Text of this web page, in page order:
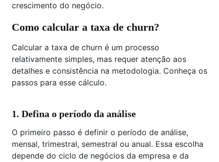
crescimento do negócio.
Como calcular a taxa de churn?
Calcular a taxa de churn é um processo
relativamente simples, mas requer atenção aos
detalhes e consistência na metodologia. Conheça os
passos para esse cálculo.
1. Defina o período da análise
O primeiro passo é definir o período de análise,
mensal, trimestral, semestral ou anual. Essa escolha
depende do ciclo de negócios da empresa e da